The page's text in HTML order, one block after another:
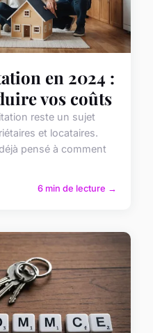
en 2024 :
vos coûts
reste un sujet
et locataires.
pensé à comment
6 min de lecture →